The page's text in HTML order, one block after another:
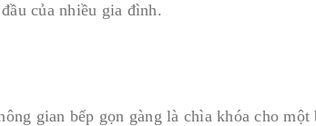
của nhiều gia đình.
gian bếp gọn gàng là chìa khóa cho một